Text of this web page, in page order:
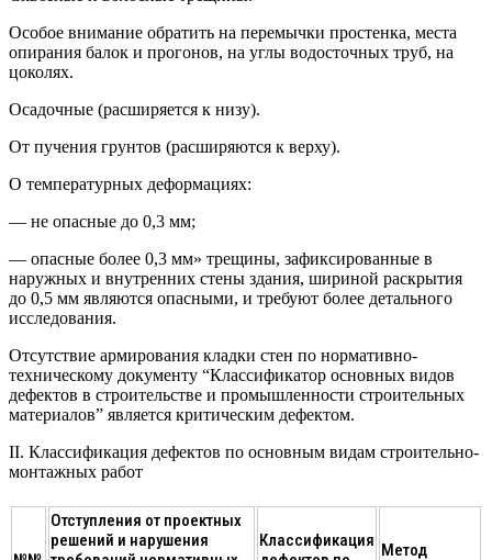
Особое внимание обратить на перемычки простенка, места
опирания балок и прогонов, на углы водосточных труб, на
цоколях.
Осадочные (расширяется к низу).
От пучения грунтов (расширяются к верху).
О температурных деформациях:
— не опасные до 0,3 мм;
— опасные более 0,3 мм» трещины, зафиксированные в
наружных и внутренних стены здания, шириной раскрытия
до 0,5 мм являются опасными, и требуют более детального
исследования.
Отсутствие армирования кладки стен по нормативно-
техническому документу “Классификатор основных видов
дефектов в строительстве и промышленности строительных
материалов” является критическим дефектом.
II. Классификация дефектов по основным видам строительно-
монтажных работ
Отступления от проектных
решений и нарушения
Классификация Метод